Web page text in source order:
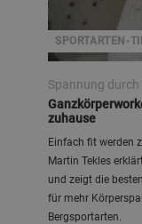
SPORTARTEN-
Spannung
zuhause
Einfach fit werden
Martin Tekles
und zeigt die
für mehr
Bergsportarten.